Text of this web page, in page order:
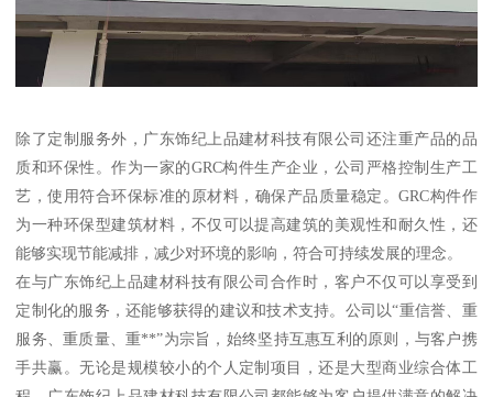
除了定制服务外，广东饰纪上品建材科技有限公司还注重产品的品
质和环保性。作为一家的GRC构件生产企业，公司严格控制生产工
艺，使用符合环保标准的原材料，确保产品质量稳定。GRC构件作
为一种环保型建筑材料，不仅可以提高建筑的美观性和耐久性，还
能够实现节能减排，减少对环境的影响，符合可持续发展的理念。
在与广东饰纪上品建材科技有限公司合作时，客户不仅可以享受到
定制化的服务，还能够获得的建议和技术支持。公司以“重信誉、重
服务、重质量、重**”为宗旨，始终坚持互惠互利的原则，与客户携
手共赢。无论是规模较小的个人定制项目，还是大型商业综合体工